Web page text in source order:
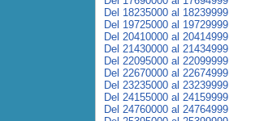
Del 18235000 al 18239999
Del 19725000 al 19729999
Del 20410000 al 20414999
Del 21430000 al 21434999
Del 22095000 al 22099999
Del 22670000 al 22674999
Del 23235000 al 23239999
Del 24155000 al 24159999
Del 24760000 al 24764999